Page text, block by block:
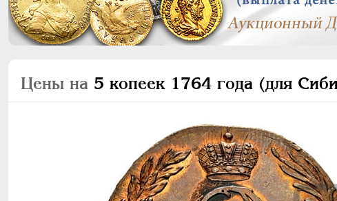
Цены на 5 копеек 1764 года (для